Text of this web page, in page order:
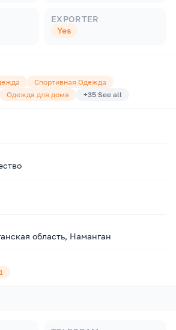
EXPORTER
Yes
Спортивная Одежда
Одежда для дома +35 See all
область, Наманган